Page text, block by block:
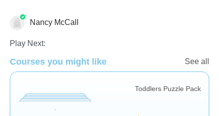
Nancy McCall
Play Next:
Courses you might like See all
Toddlers Puzzle Pack